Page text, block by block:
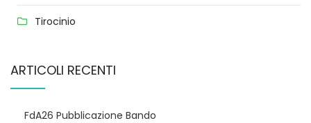
Tirocinio
ARTICOLI RECENTI
FdA26 Pubblicazione Bando